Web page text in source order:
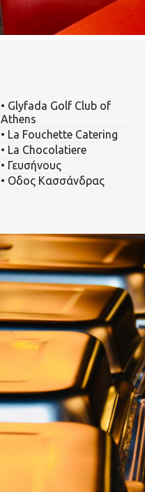
• Glyfada Golf Club of
Athens
• La Fouchette Catering
• La Chocolatiere
• Γευσήνους
• Οδος Κασσάνδρας